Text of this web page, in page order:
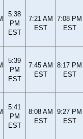
5:38
PM
EST
7:21 AM
EST
7:08 PM
EST
5:39
PM
EST
7:45 AM
EST
8:17 PM
EST
5:41
PM
EST
8:08 AM
EST
9:27 PM
EST